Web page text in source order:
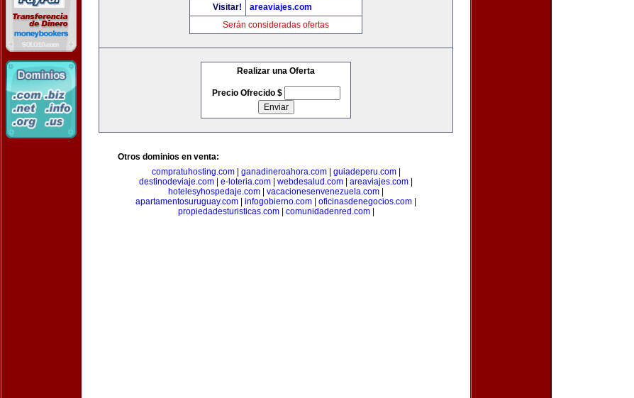
Visitar!
areaviajes.com
Serán consideradas ofertas
Realizar una Oferta
Precio Ofrecido $
Otros dominios en venta:
compratuhosting.com| ganadineroahora.com| guiadeperu.com|
destinodeviaje.com
e-loteria.com webdesalud.com areaviajes.com
hotelesyhospedaje.com
vacacionesenvenezuela.com
apartamentosuruguay.com
infogobierno.com oficinasdenegocios.com
propiedadesturisticas.com| comunidadenred.com|